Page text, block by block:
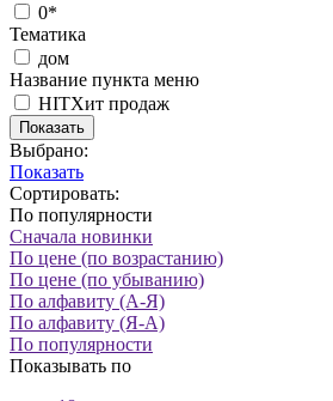
0*
Тематика
дом
Название пункта меню
HITХит продаж
Показать
Выбрано:
Показать
Сортировать:
По популярности
Сначала новинки
По цене (по возрастанию)
По цене (по убыванию)
По алфавиту (А-Я)
По алфавиту (Я-А)
По популярности
Показывать по